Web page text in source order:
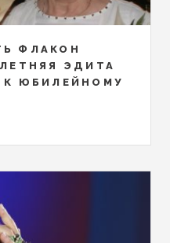
ФЛАКОН
ЭДИТА
К ЮБИЛЕЙНОМУ